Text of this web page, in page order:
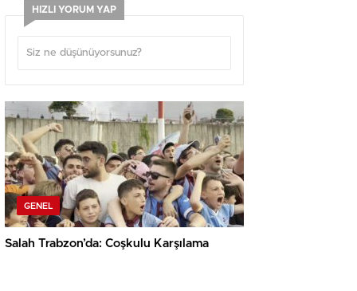
HIZLI YORUM YAP
GENEL
Salah Trabzon’da: Coşkulu Karşılama